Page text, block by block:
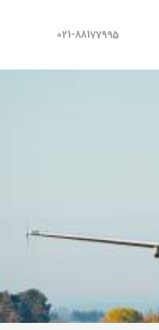
021-88177995